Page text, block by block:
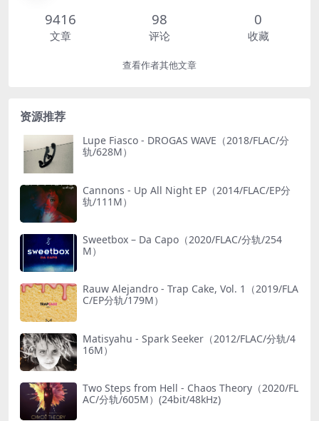
9416
文章
98
评论
0
收藏
查看作者其他文章
资源推荐
Lupe Fiasco - DROGAS WAVE（2018/FLAC/分
轨/628M）
Cannons - Up All Night EP（2014/FLAC/EP分
轨/111M）
Sweetbox – Da Capo（2020/FLAC/分轨/254
M）
Rauw Alejandro - Trap Cake, Vol. 1（2019/FLA
C/EP分轨/179M）
Matisyahu - Spark Seeker（2012/FLAC/分轨/4
16M）
Two Steps from Hell - Chaos Theory（2020/FL
AC/分轨/605M）(24bit/48kHz)